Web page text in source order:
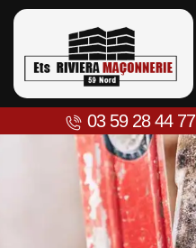
03 59 28 44 77